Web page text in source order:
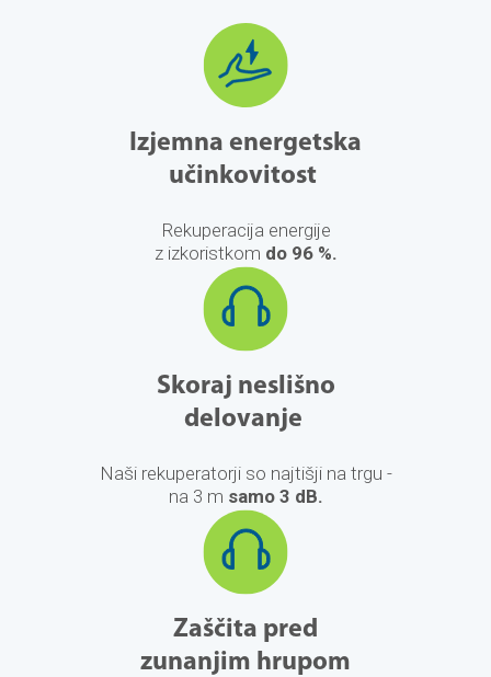
Izjemna energetska
učinkovitost
Rekuperacija energije
z izkoristkom do 96 %.
Skoraj neslišno
delovanje
Naši rekuperatorji so najtišji na trgu -
na 3 m samo 3 dB.
Zaščita pred
zunanjim hrupom